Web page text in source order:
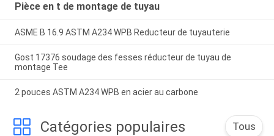
Pièce en t de montage de tuyau
ASME B 16.9 ASTM A234 WPB Reducteur de tuyauterie
Gost 17376 soudage des fesses réducteur de tuyau de
montage Tee
2 pouces ASTM A234 WPB en acier au carbone
Catégories populaires Tous